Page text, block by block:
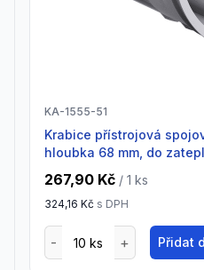
KA-1555-51
Krabice přístrojová spojovací ECON Styro 55,
hloubka 68 mm, do
267,90 Kč / 1 ks
324,16 Kč s DPH
Přidat